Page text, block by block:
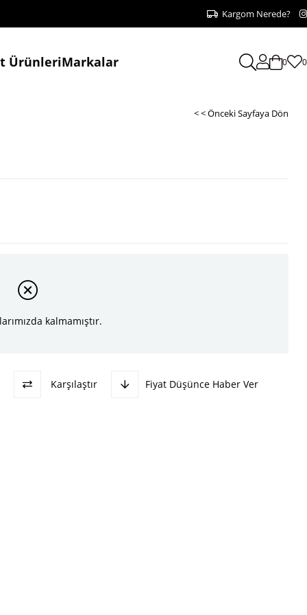
Kargom Nerede?
ÜrünleriMarkalar 0 0
< < Önceki Sayfaya Dön
kalmamıştır.
Karşılaştır Fiyat Düşünce Haber Ver